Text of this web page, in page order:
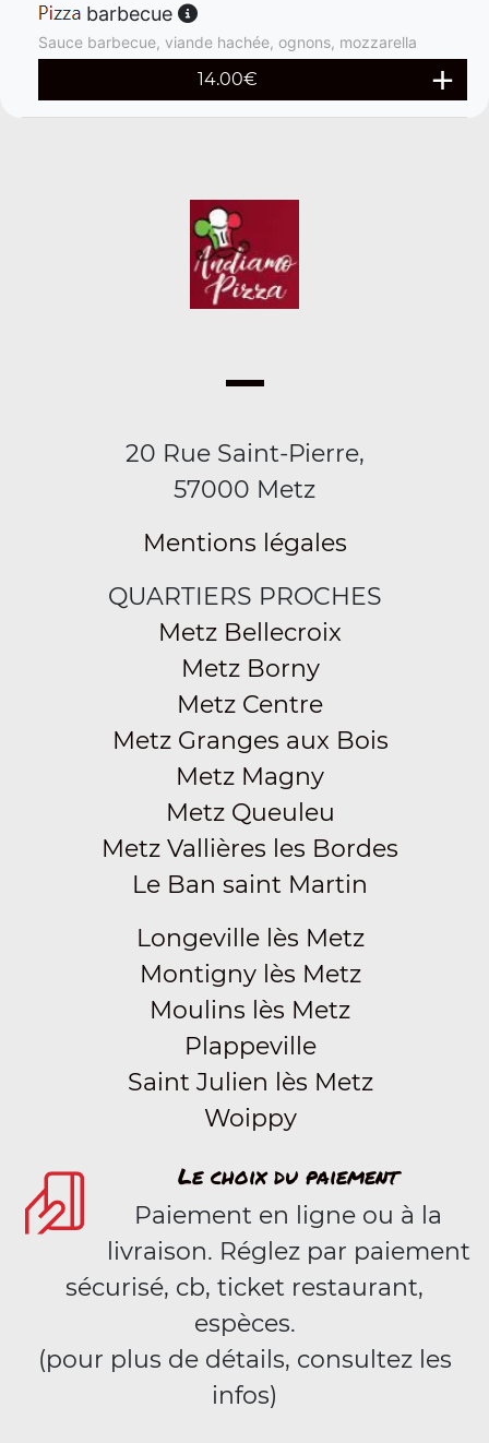
barbecue
Sauce barbecue, viande hachée, ognons, mozzarella
14.00€
20 Rue Saint-Pierre,
57000 Metz
Mentions légales
QUARTIERS PROCHES
Metz Bellecroix
Metz Borny
Metz Centre
Metz Granges aux Bois
Metz Magny
Metz Queuleu
Metz Vallières les Bordes
Le Ban saint Martin
Longeville lès Metz
Montigny lès Metz
Moulins lès Metz
Plappeville
Saint Julien lès Metz
Woippy
Le choix du paiement
Paiement en ligne ou à la
livraison. Réglez par paiement
sécurisé, cb, ticket restaurant,
espèces.
(pour plus de détails, consultez les
infos)